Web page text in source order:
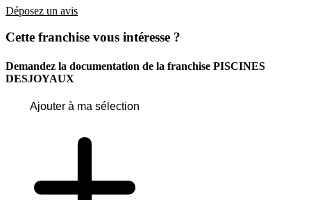
Déposez un avis
Cette franchise vous intéresse ?
Demandez la documentation de la franchise PISCINES
DESJOYAUX
Ajouter à ma sélection